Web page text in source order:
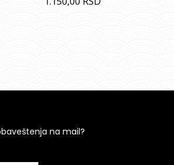
na mail?